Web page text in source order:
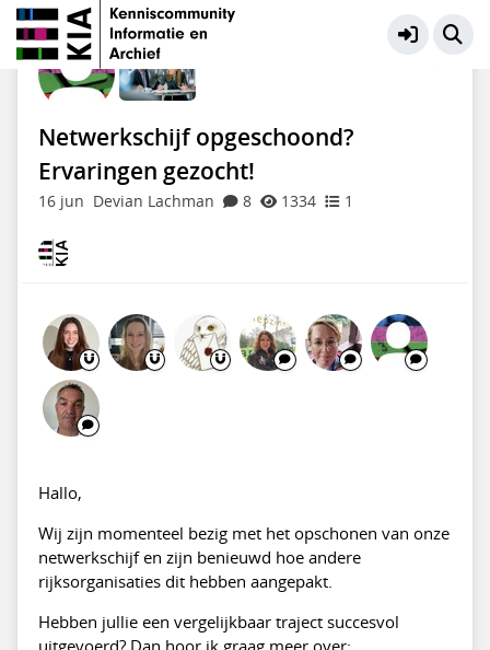
KIA Community Meer
Netwerkschijf opgeschoond?
Ervaringen gezocht!
16 jun Devian Lachman 8 1334 1
Hallo,
Wij zijn momenteel bezig met het opschonen van onze
netwerkschijf en zijn benieuwd hoe andere
rijksorganisaties dit hebben aangepakt.
Hebben jullie een vergelijkbaar traject succesvol
uitgevoerd? Dan hoor ik graag meer over: